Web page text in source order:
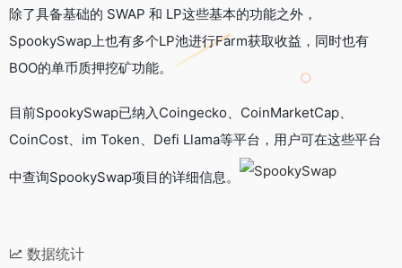
除了具备基础的 SWAP 和 LP这些基本的功能之外，
SpookySwap上也有多个LP池进行Farm获取收益，同时也有
BOO的单币质押挖矿功能。
目前SpookySwap已纳入Coingecko、CoinMarketCap、
CoinCost、im Token、Defi Llama等平台，用户可在这些平台
中查询SpookySwap项目的详细信息。
数据统计